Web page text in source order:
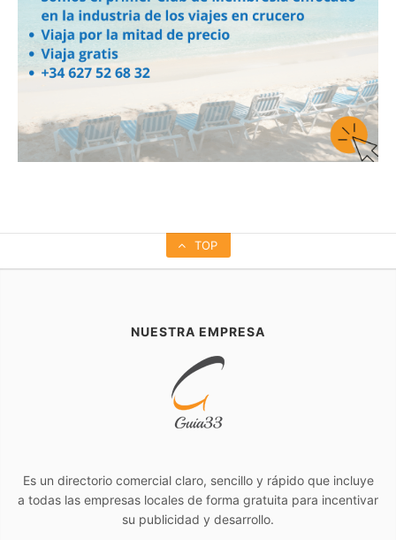
TOP
NUESTRA EMPRESA
Es un directorio comercial claro, sencillo y rápido que incluye
a todas las empresas locales de forma gratuita para incentivar
su publicidad y desarrollo.